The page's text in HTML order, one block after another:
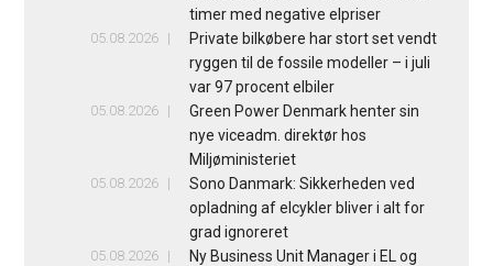
timer med negative elpriser
05.08.2026
Private bilkøbere har stort set vendt
ryggen til de fossile modeller – i juli
var 97 procent elbiler
05.08.2026
Green Power Denmark henter sin
nye viceadm. direktør hos
Miljøministeriet
05.08.2026
Sono Danmark: Sikkerheden ved
opladning af elcykler bliver i alt for
grad ignoreret
05.08.2026
Ny Business Unit Manager i EL og